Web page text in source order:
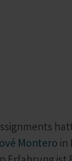
Montero in